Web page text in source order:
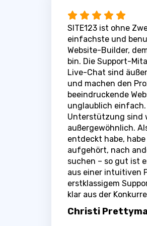
SITE123 ist ohne
einfachste und
Website-Builder,
bin. Die Support-
Live-Chat sind
und machen den
beeindruckende
unglaublich
Unterstützung sind
außergewöhnlich.
entdeckt habe,
aufgehört, nach
suchen – so gut ist
aus einer intuitiven
erstklassigem
klar aus der
Christi